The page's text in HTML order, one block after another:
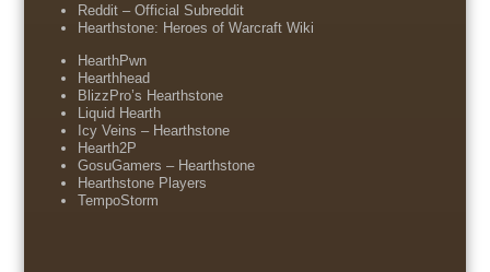
Reddit – Official Subreddit
Hearthstone: Heroes of Warcraft Wiki
HearthPwn
Hearthhead
BlizzPro’s Hearthstone
Liquid Hearth
Icy Veins – Hearthstone
Hearth2P
GosuGamers – Hearthstone
Hearthstone Players
TempoStorm